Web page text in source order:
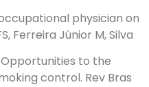
physician on
Ferreira Júnior M, Silva
Opportunities to the
control. Rev Bras